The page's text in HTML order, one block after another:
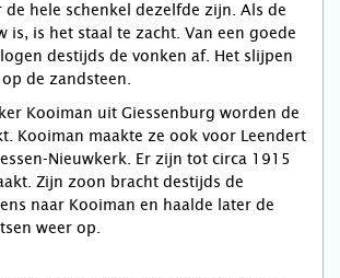
de hele schenkel dezelfde zijn. Als de
is, is het staal te zacht. Van een goede
destijds de vonken af. Het slijpen
de zandsteen.
Kooiman uit Giessenburg worden de
Kooiman maakte ze ook voor Leendert
Nieuwkerk. Er zijn tot circa 1915
Zijn zoon bracht destijds de
naar Kooiman en haalde later de
weer op.